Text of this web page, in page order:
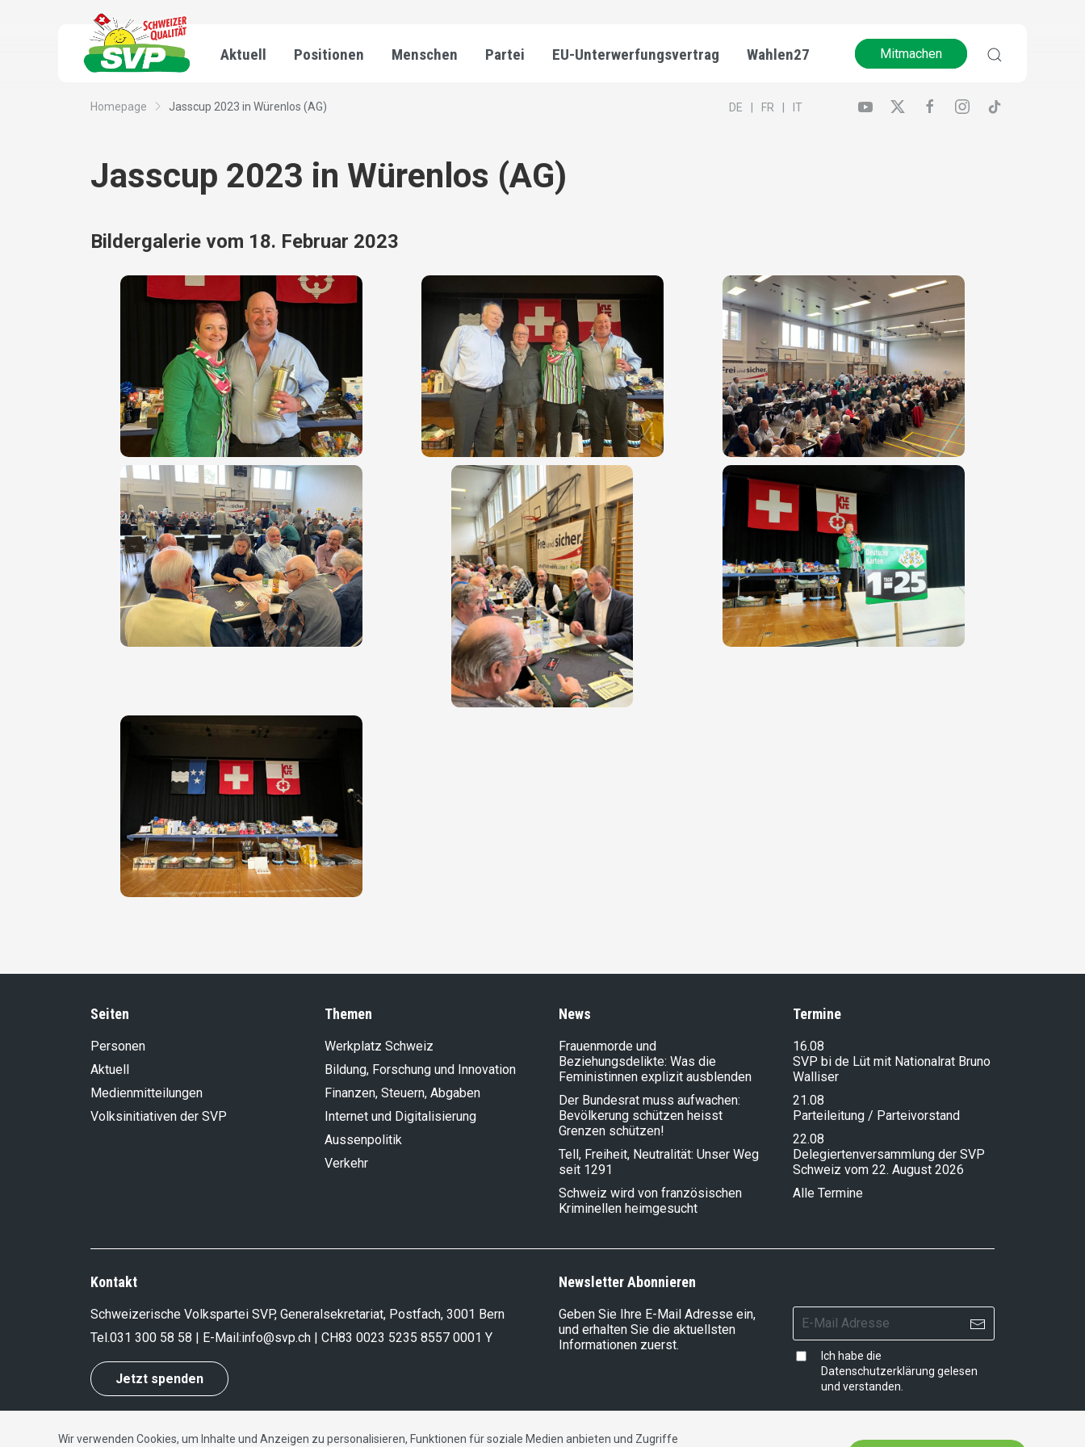
Aktuell Positionen Menschen Partei EU-Unterwerfungsvertrag Wahlen27 Mitmachen
Homepage Jasscup 2023 in Würenlos (AG) DE FR IT
Jasscup 2023 in Würenlos (AG)
Bildergalerie vom 18. Februar 2023
Seiten
Personen
Aktuell
Medienmitteilungen
Volksinitiativen der SVP
Themen
Werkplatz Schweiz
Bildung, Forschung und Innovation
Finanzen, Steuern, Abgaben
Internet und Digitalisierung
Aussenpolitik
Verkehr
News
Frauenmorde und
Beziehungsdelikte: Was die
Feministinnen explizit ausblenden
Der Bundesrat muss aufwachen:
Bevölkerung schützen heisst
Grenzen schützen!
Tell, Freiheit, Neutralität: Unser Weg
seit 1291
Schweiz wird von französischen
Kriminellen heimgesucht
Termine
16.08
SVP bi de Lüt mit Nationalrat Bruno
Walliser
21.08
Parteileitung / Parteivorstand
22.08
Delegiertenversammlung der SVP
Schweiz vom 22. August 2026
Alle Termine
Kontakt
Schweizerische Volkspartei SVP, Generalsekretariat, Postfach, 3001 Bern
Tel.031 300 58 58 | E-Mail:info@svp.ch | CH83 0023 5235 8557 0001 Y
Jetzt spenden
Newsletter Abonnieren
Geben Sie Ihre E-Mail Adresse ein,
und erhalten Sie die aktuellsten
Informationen zuerst.
Ich habe die
Datenschutzerklärung gelesen
und verstanden.
Wir verwenden Cookies, um Inhalte und Anzeigen zu personalisieren, Funktionen für soziale Medien anbieten und Zugriffe